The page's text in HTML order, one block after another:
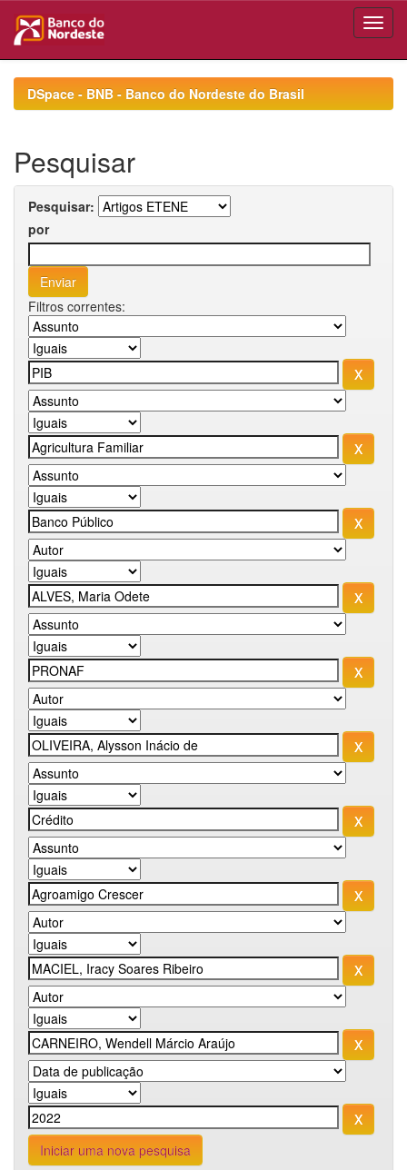
navigationDSpace - BNB - Banco do Nordeste do Brasil
Pesquisar
Pesquisar:
por
Filtros correntes:
Iniciar uma nova pesquisa